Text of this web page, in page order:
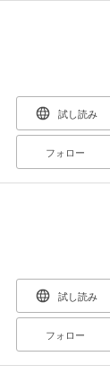
試し読み
フォロー
試し読み
フォロー